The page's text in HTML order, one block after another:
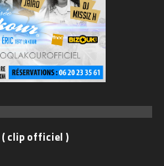
( clip officiel )